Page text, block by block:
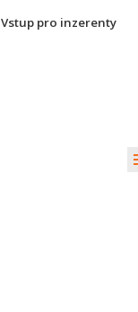
Vstup pro inzerenty